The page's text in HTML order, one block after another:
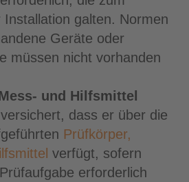
Installation galten. Normen
Geräte oder
müssen nicht vorhanden
und Hilfsmittel
dass er über die
Prüfkörper,
verfügt, sofern
erforderlich